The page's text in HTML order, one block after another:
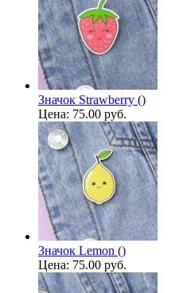
Значок Strawberry ()
Цена: 75.00 руб.
Значок Lemon ()
Цена: 75.00 руб.